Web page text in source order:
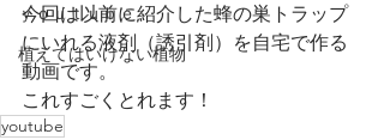
ｙｏｕｔｕｂｅ
植えてはいけない植物
今回は以前に紹介した蜂の巣トラップ
にいれる液剤（誘引剤）を自宅で作る
動画です。
これすごくとれます！
youtube